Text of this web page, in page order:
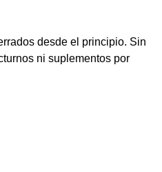
desde el principio. Sin
ni suplementos por